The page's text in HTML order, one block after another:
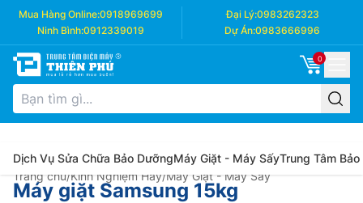
Mua Hàng Online:0918969699 Đại Lý:0983262323
Ninh Bình:0912339019 Dự Án:0983666996
0
Dịch Vụ Sửa Chữa Bảo DưỡngMáy Giặt - Máy SấyTrung Tâm Bảo
Trang chủ/Kinh Nghiệm Hay/Máy Giặt - Máy Sấy
Máy giặt Samsung 15kg